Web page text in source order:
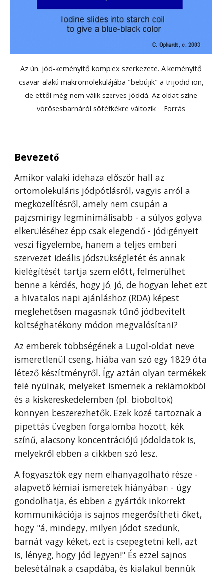
Az ún. jód-keményítő komplex szerkezete. A keményítő
csavar alakú makromolekulájába "bebújik" a trijodid ion,
de ettől még nem válik szerves jóddá. Az oldat színe
vörösesbarnáról sötétkékre változik Forrás
Bevezető
Amikor valaki idehaza először hall az
ortomolekuláris jódpótlásról, vagyis arról a
megközelítésről, amely nem csupán a
pajzsmirigy legminimálisabb - a súlyos golyva
elkerüléséhez épp csak elegendő - jódigényeit
veszi figyelembe, hanem a teljes emberi
szervezet ideális jódszükségletét és annak
kielégítését tartja szem előtt, felmerülhet
benne a kérdés, hogy jó, jó, de hogyan lehet ezt
a hivatalos napi ajánláshoz (RDA) képest
meglehetősen magasnak tűnő jódbevitelt
költséghatékony módon megvalósítani?
Az emberek többségének a Lugol-oldat neve
ismeretlenül cseng, hiába van szó egy 1829 óta
létező készítményről. Így aztán olyan termékek
felé nyúlnak, melyeket ismernek a reklámokból
és a kiskereskedelemben (pl. bioboltok)
könnyen beszerezhetők. Ezek közé tartoznak a
pipettás üvegben forgalomba hozott, kék
színű, alacsony koncentrációjú jódoldatok is,
melyekről ebben a cikkben szó lesz.
A fogyasztók egy nem elhanyagolható része -
alapvető kémiai ismeretek hiányában - úgy
gondolhatja, és ebben a gyártók inkorrekt
kommunikációja is sajnos megerősítheti őket,
hogy "á, mindegy, milyen jódot szedünk,
barnát vagy kéket, ezt is csepegtetni kell, azt
is, lényeg, hogy jód legyen!" És ezzel sajnos
belesétálnak a csapdába, és kialakul bennük